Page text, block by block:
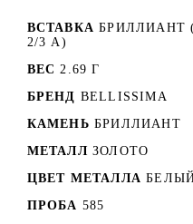
ВСТАВКА БРИЛЛИАНТ
2/3 А)
ВЕС 2.69 Г
БРЕНД BELLISSIMA
КАМЕНЬ БРИЛЛИАНТ
МЕТАЛЛ ЗОЛОТО
ЦВЕТ МЕТАЛЛА
ПРОБА 585